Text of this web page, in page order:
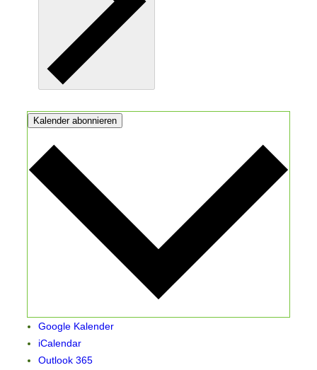
Kalender abonnieren
Google Kalender
iCalendar
Outlook 365